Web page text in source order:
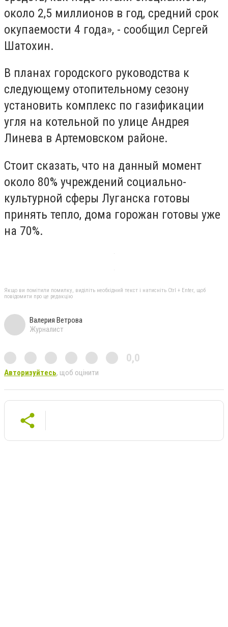
около 2,5 миллионов в год, средний срок
окупаемости 4 года», - сообщил Сергей
Шатохин.
В планах городского руководства к
следующему отопительному сезону
установить комплекс по газификации
угля на котельной по улице Андрея
Линева в Артемовском районе.
Стоит сказать, что на данный момент
около 80% учреждений социально-
культурной сферы Луганска готовы
принять тепло, дома горожан готовы уже
на 70%.
Якщо ви помітили помилку, виділіть необхідний текст і натисніть Ctrl + Enter, щоб
повідомити про це редакцію
Валерия Ветрова
Журналист
0,0
Авторизуйтесь, щоб оцінити